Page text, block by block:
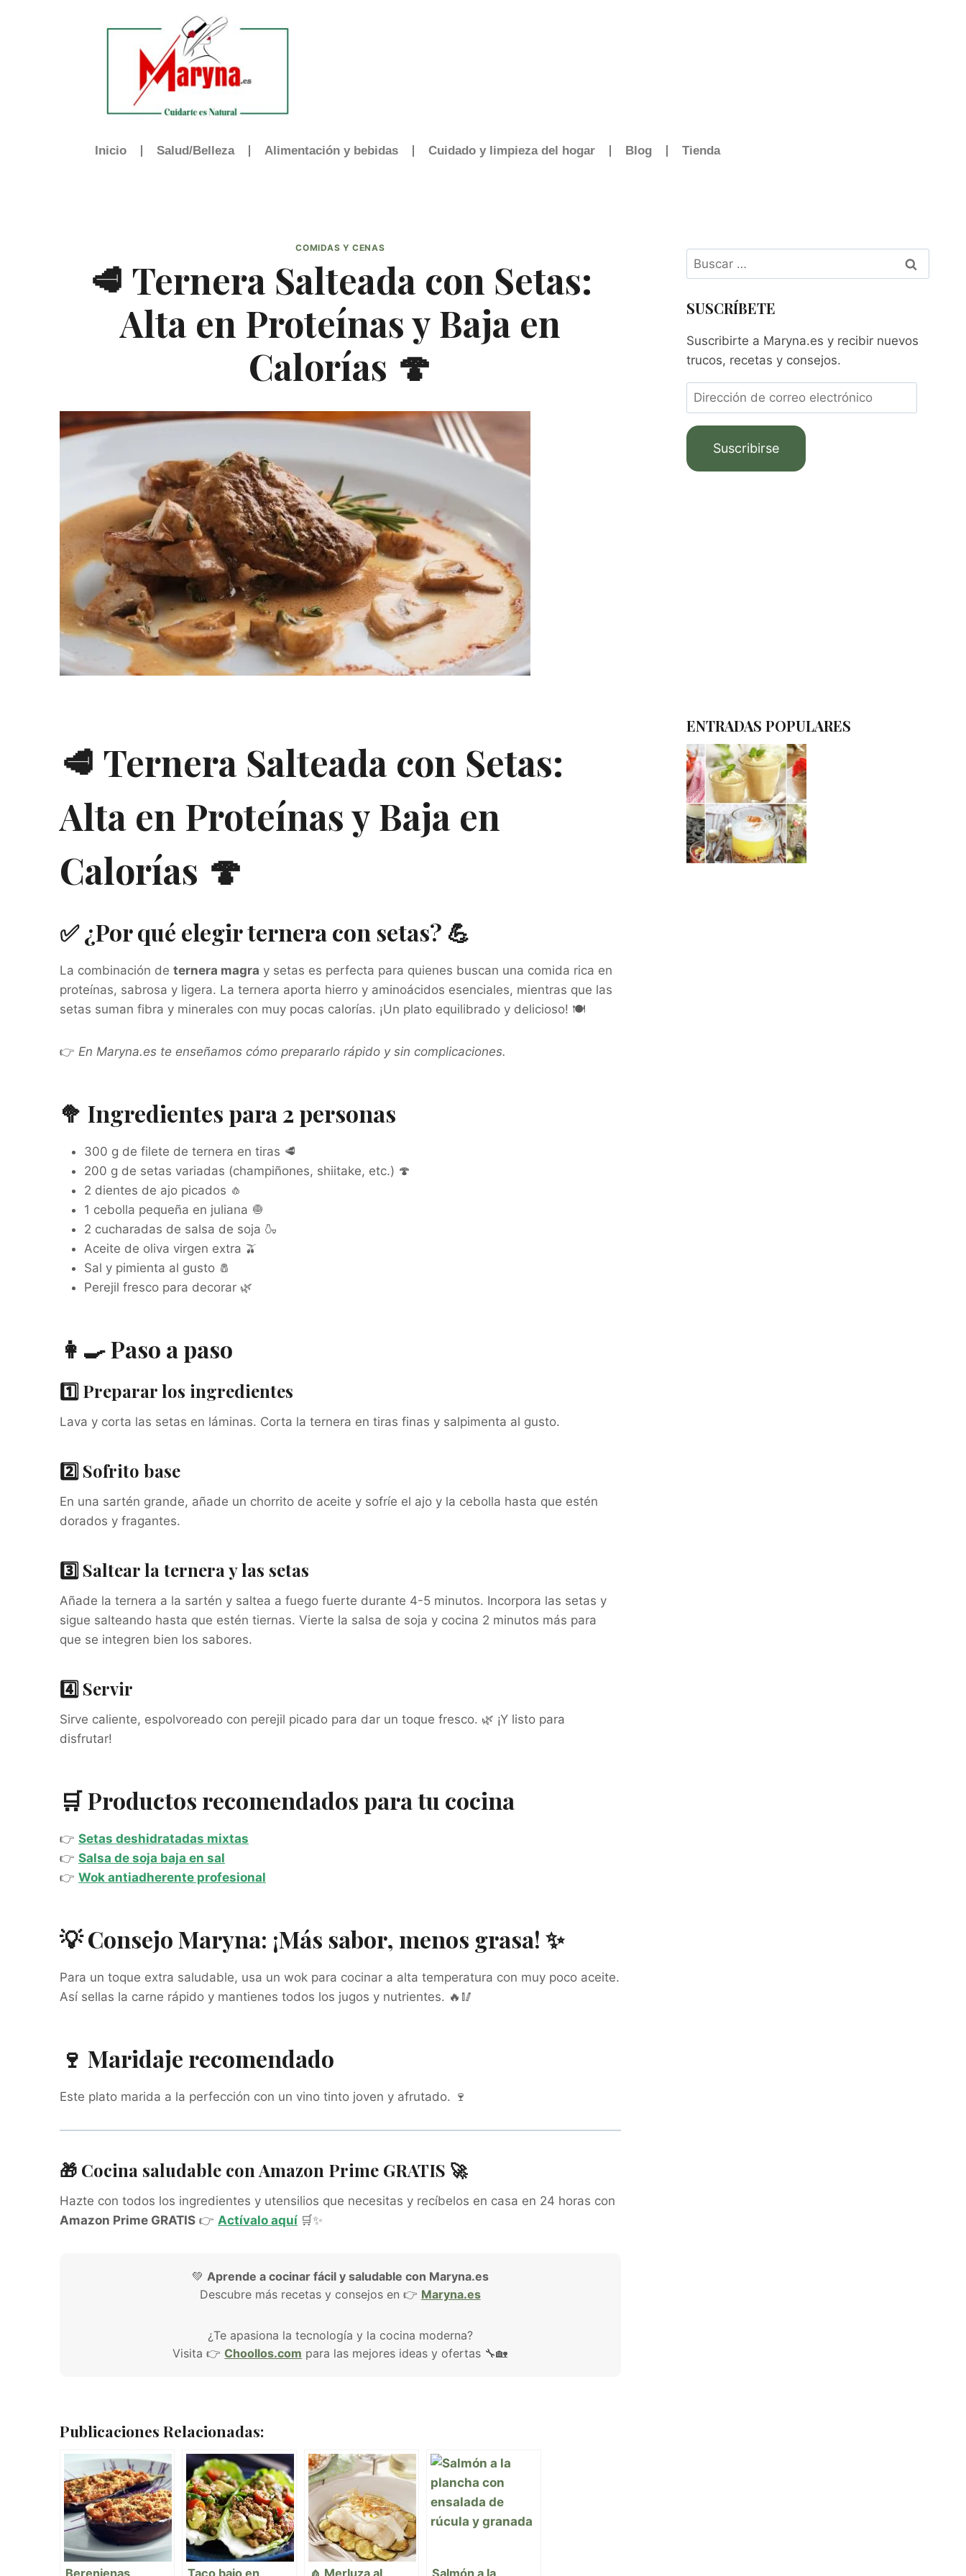
Inicio Salud/Belleza Alimentación y bebidas Cuidado y limpieza del hogar Blog Tienda
COMIDAS Y CENAS
🥩 Ternera Salteada con Setas:
Alta en Proteínas y Baja en
Calorías 🍄
🥩 Ternera Salteada con Setas:
Alta en Proteínas y Baja en
Calorías 🍄
✅ ¿Por qué elegir ternera con setas? 💪
La combinación de ternera magra y setas es perfecta para quienes buscan una comida rica en
proteínas, sabrosa y ligera. La ternera aporta hierro y aminoácidos esenciales, mientras que las
setas suman fibra y minerales con muy pocas calorías. ¡Un plato equilibrado y delicioso! 🍽️
👉 En Maryna.es te enseñamos cómo prepararlo rápido y sin complicaciones.
🥦 Ingredientes para 2 personas
300 g de filete de ternera en tiras 🥩
200 g de setas variadas (champiñones, shiitake, etc.) 🍄
2 dientes de ajo picados 🧄
1 cebolla pequeña en juliana 🧅
2 cucharadas de salsa de soja 🍶
Aceite de oliva virgen extra 🫒
Sal y pimienta al gusto 🧂
Perejil fresco para decorar 🌿
👩‍🍳 Paso a paso
1️⃣ Preparar los ingredientes
Lava y corta las setas en láminas. Corta la ternera en tiras finas y salpimenta al gusto.
2️⃣ Sofrito base
En una sartén grande, añade un chorrito de aceite y sofríe el ajo y la cebolla hasta que estén
dorados y fragantes.
3️⃣ Saltear la ternera y las setas
Añade la ternera a la sartén y saltea a fuego fuerte durante 4-5 minutos. Incorpora las setas y
sigue salteando hasta que estén tiernas. Vierte la salsa de soja y cocina 2 minutos más para
que se integren bien los sabores.
4️⃣ Servir
Sirve caliente, espolvoreado con perejil picado para dar un toque fresco. 🌿 ¡Y listo para
disfrutar!
🛒 Productos recomendados para tu cocina
👉 Setas deshidratadas mixtas
👉 Salsa de soja baja en sal
👉 Wok antiadherente profesional
💡 Consejo Maryna: ¡Más sabor, menos grasa! ✨
Para un toque extra saludable, usa un wok para cocinar a alta temperatura con muy poco aceite.
Así sellas la carne rápido y mantienes todos los jugos y nutrientes. 🔥🥢
🍷 Maridaje recomendado
Este plato marida a la perfección con un vino tinto joven y afrutado. 🍷
🎁 Cocina saludable con Amazon Prime GRATIS 🚀
Hazte con todos los ingredientes y utensilios que necesitas y recíbelos en casa en 24 horas con
Amazon Prime GRATIS 👉 Actívalo aquí 🛒✨
💚 Aprende a cocinar fácil y saludable con Maryna.es
Descubre más recetas y consejos en 👉 Maryna.es
¿Te apasiona la tecnología y la cocina moderna?
Visita 👉Choollos.com para las mejores ideas y ofertas 🔧🏡
Publicaciones Relacionadas:
SUSCRÍBETE
Suscribirte a Maryna.es y recibir nuevos
trucos, recetas y consejos.
Suscribirse
ENTRADAS POPULARES